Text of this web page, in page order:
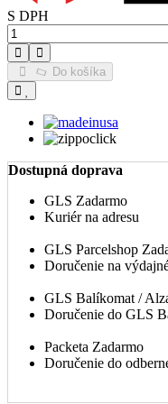
S DPH
Do košíka
Dostupná doprava
GLS Zadarmo
Kuriér na adresu
GLS Parcelshop
Doručenie na
GLS Balíkomat /
Doručenie do GLS
Packeta Zadarmo
Doručenie do